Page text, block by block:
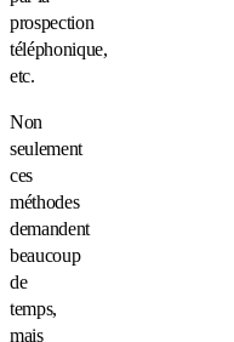
prospection
téléphonique,
etc.
Non
seulement
ces
méthodes
demandent
beaucoup
de
temps,
mais